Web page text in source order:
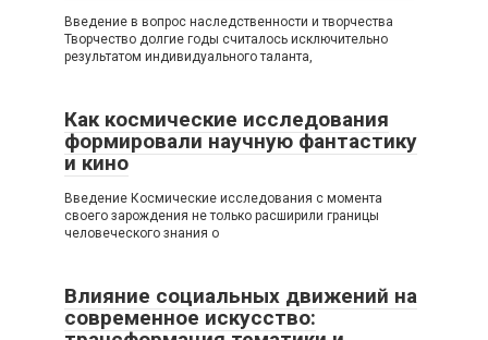
Введение в вопрос наследственности и творчества
Творчество долгие годы считалось исключительно
результатом индивидуального таланта,
Как космические исследования
формировали научную фантастику
и кино
Введение Космические исследования с момента
своего зарождения не только расширили границы
человеческого знания о
Влияние социальных движений на
современное искусство: